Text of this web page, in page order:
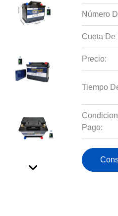
Número
Cuota De
Precio:
Tiempo
Pago: